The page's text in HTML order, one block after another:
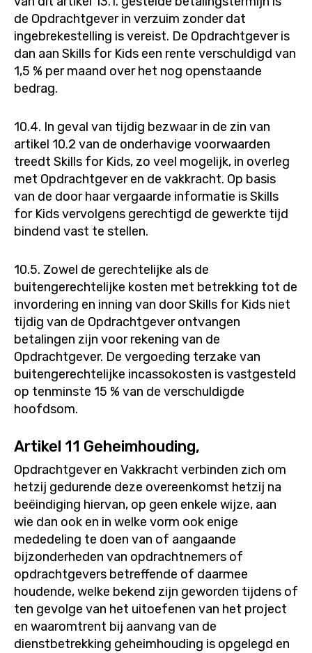
de Opdrachtgever in verzuim zonder dat
ingebrekestelling is vereist. De Opdrachtgever is
dan aan Skills for Kids een rente verschuldigd van
1,5 % per maand over het nog openstaande
bedrag.
10.4. In geval van tijdig bezwaar in de zin van
artikel 10.2 van de onderhavige voorwaarden
treedt Skills for Kids, zo veel mogelijk, in overleg
met Opdrachtgever en de vakkracht. Op basis
van de door haar vergaarde informatie is Skills
for Kids vervolgens gerechtigd de gewerkte tijd
bindend vast te stellen.
10.5. Zowel de gerechtelijke als de
buitengerechtelijke kosten met betrekking tot de
invordering en inning van door Skills for Kids niet
tijdig van de Opdrachtgever ontvangen
betalingen zijn voor rekening van de
Opdrachtgever. De vergoeding terzake van
buitengerechtelijke incassokosten is vastgesteld
op tenminste 15 % van de verschuldigde
hoofdsom.
Artikel 11 Geheimhouding,
Opdrachtgever en Vakkracht verbinden zich om
hetzij gedurende deze overeenkomst hetzij na
beëindiging hiervan, op geen enkele wijze, aan
wie dan ook en in welke vorm ook enige
mededeling te doen van of aangaande
bijzonderheden van opdrachtnemers of
opdrachtgevers betreffende of daarmee
houdende, welke bekend zijn geworden tijdens of
ten gevolge van het uitoefenen van het project
en waaromtrent bij aanvang van de
dienstbetrekking geheimhouding is opgelegd en